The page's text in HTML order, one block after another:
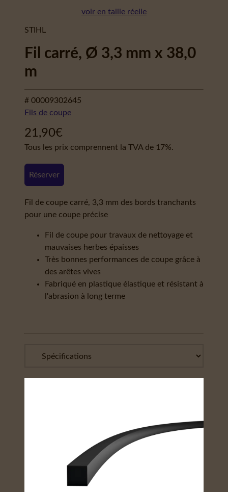
voir en taille réelle
STIHL
Fil carré, Ø 3,3 mm x 38,0
m
# 00009302645
Fils de coupe
21,90€
Tous les prix comprennent la TVA de 17%.
Réserver
Fil de coupe carré, 3,3 mm des bords tranchants
pour une coupe précise
Fil de coupe pour travaux de nettoyage et
mauvaises herbes épaisses
Très bonnes performances de coupe grâce à
des arêtes vives
Fabriqué en plastique élastique et résistant à
l'abrasion à long terme